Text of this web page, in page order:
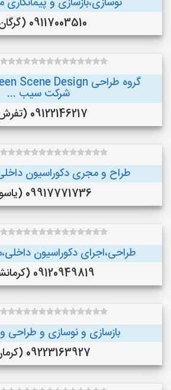
09117003510 (گرگان )
شرکت سیب ...
09122146217 (تفرش )
طراح و مجری دکوراسیون
09917771736 (یاسوج)
طراحی،اجرای دکوراسیون
09120949819 (کرمانشاه )
بازسازی و نوسازی و طراحی و
09223163927 (کرمان )